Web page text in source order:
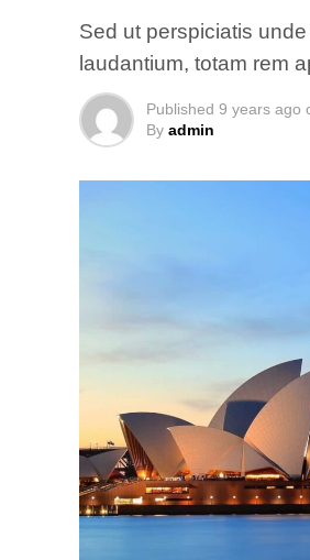
Sed ut perspiciatis
laudantium, totam rem
Published 9 years ago
By admin